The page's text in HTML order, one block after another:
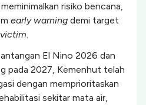
risiko bencana,
early warning demi target
.
El Nino 2026 dan
pada 2027, Kemenhut telah
dengan memprioritaskan
sekitar mata air,